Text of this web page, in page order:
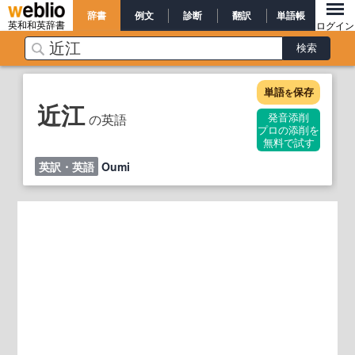
英和和英辞書
辞書 例文 診断 翻訳 単語帳
ログイン
近江 の英語
単語を保存
発音添削
プロの添削を
無料で試す
英訳・英語 Oumi